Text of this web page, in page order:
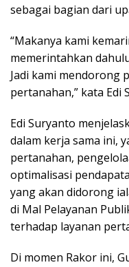
sebagai bagian dari
“Makanya kami
memerintahkan
Jadi kami mendorong
pertanahan,” kata Edi
Edi Suryanto
dalam kerja sama ini,
pertanahan,
optimalisasi
yang akan didorong
di Mal Pelayanan
terhadap layanan
Di momen Rakor ini,